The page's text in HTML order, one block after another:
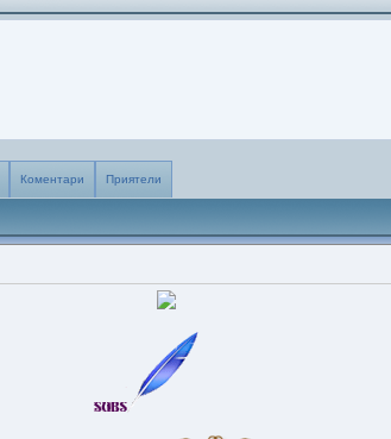
Коментари Приятели